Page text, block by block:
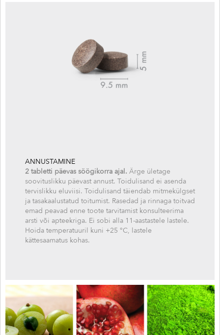
ANNUSTAMINE
2 tabletti päevas söögikorra ajal. Ärge ületage
soovituslikku päevast annust. Toidulisand ei asenda
tervislikku eluviisi. Toidulisand täiendab mitmekülgset
ja tasakaalustatud toitumist. Rasedad ja rinnaga toitvad
emad peavad enne toote tarvitamist konsulteerima
arsti või apteekriga. Ei sobi alla 11-aastastele lastele.
Hoida temperatuuril kuni +25 °C, lastele
kättesaamatus kohas.